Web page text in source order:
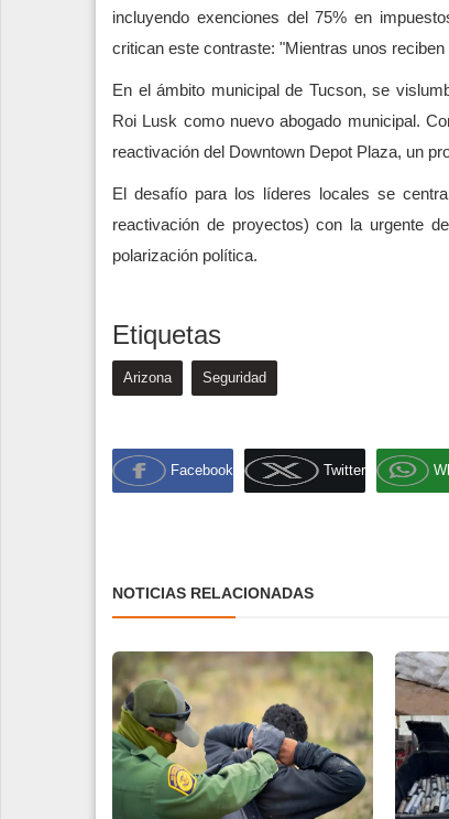
incluyendo exenciones del 75% en
critican este contraste: "Mientras unos
En el ámbito municipal de Tucson, se
Roi Lusk como nuevo abogado municipal.
reactivación del Downtown Depot Plaza, un
El desafío para los líderes locales se
reactivación de proyectos) con la urgente
polarización política.
Etiquetas
Arizona Seguridad
Facebook Twitter
NOTICIAS RELACIONADAS